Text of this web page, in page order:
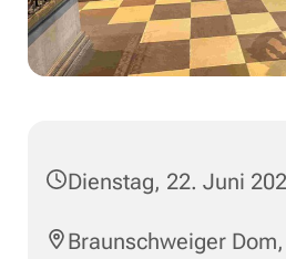
Dienstag, 22. Juni
Braunschweiger